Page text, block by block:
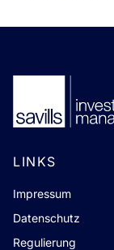
LINKS
Impressum
Datenschutz
Regulierung